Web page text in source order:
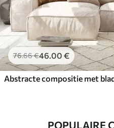
76.66€46.00 €
Abstracte compositie met
POPULAIRE